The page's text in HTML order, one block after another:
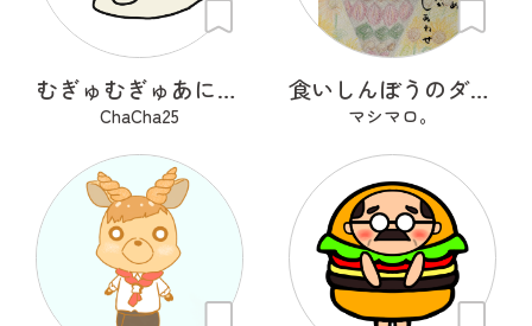
むぎゅむぎゅあにまる
ChaCha25
食いしんぼうのダブルさん
マシマロ。